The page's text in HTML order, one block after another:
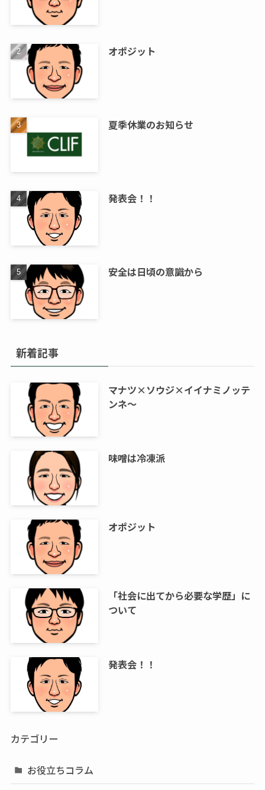
オポジット
夏季休業のお知らせ
発表会！！
安全は日頃の意識から
新着記事
マナツ×ソウジ×イイナミノッテ
ンネ～
味噌は冷凍派
オポジット
「社会に出てから必要な学歴」に
ついて
発表会！！
カテゴリー
お役立ちコラム